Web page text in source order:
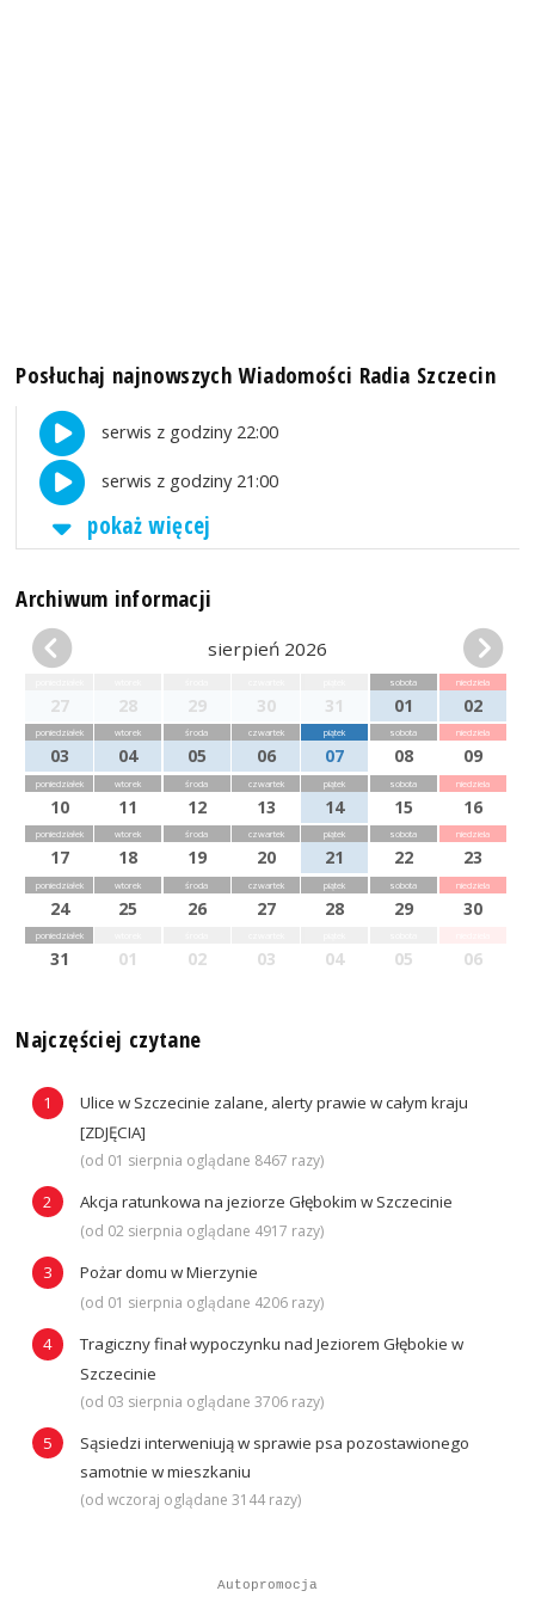
Posłuchaj najnowszych Wiadomości Radia Szczecin
serwis z godziny 22:00
serwis z godziny 21:00
pokaż więcej
Archiwum informacji
sierpień 2026
27 28 29 30 31
sobota
01
niedziela
02
poniedziałek
03
wtorek
04
środa
05
czwartek
06
piątek
07
sobota
08
niedziela
09
poniedziałek
10
wtorek
11
środa
12
czwartek
13
piątek
14
sobota
15
niedziela
16
poniedziałek
17
wtorek
18
środa
19
czwartek
20
piątek
21
sobota
22
niedziela
23
poniedziałek
24
wtorek
25
środa
26
czwartek
27
piątek
28
sobota
29
niedziela
30
poniedziałek
31 01 02 03 04 05 06
Najczęściej czytane
Ulice w Szczecinie zalane, alerty prawie w całym kraju
[ZDJĘCIA]
(od 01 sierpnia oglądane 8467 razy)
Akcja ratunkowa na jeziorze Głębokim w Szczecinie
(od 02 sierpnia oglądane 4917 razy)
Pożar domu w Mierzynie
(od 01 sierpnia oglądane 4206 razy)
Tragiczny finał wypoczynku nad Jeziorem Głębokie w
Szczecinie
(od 03 sierpnia oglądane 3706 razy)
Sąsiedzi interweniują w sprawie psa pozostawionego
samotnie w mieszkaniu
(od wczoraj oglądane 3144 razy)
Autopromocja